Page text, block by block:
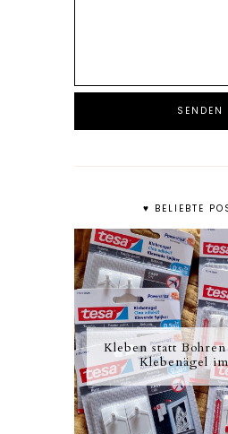
♥ BELIEBTE
Kleben statt
Klebenägel